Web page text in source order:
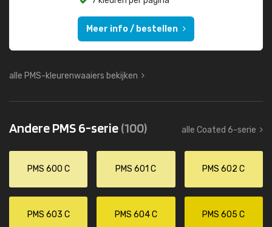
Meer info / bestellen
alle PMS-kleurenwaaiers bekijken
Andere PMS 6-serie(100) alle Coated 6-serie
PMS 600 C PMS 601 C PMS 602 C
PMS 603 C PMS 604 C PMS 605 C